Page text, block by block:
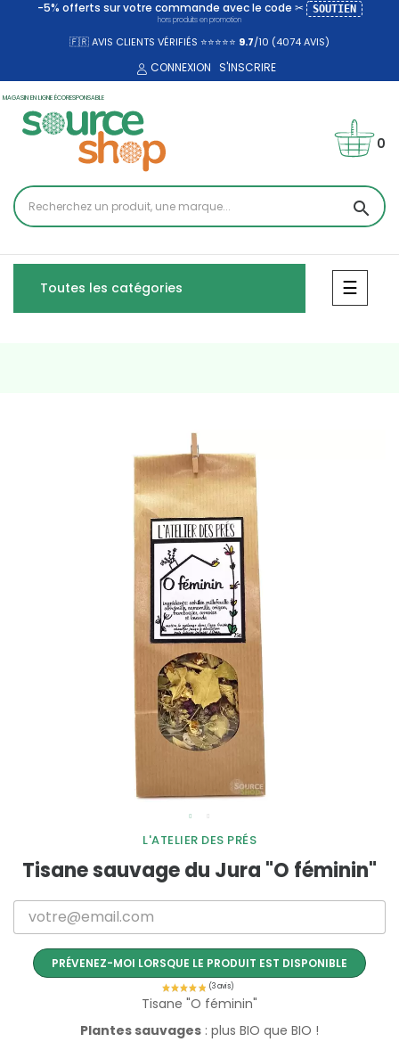
-5% offerts sur votre commande avec le code ✂ SOUTIEN
hors produits en promotion
🇫🇷 AVIS CLIENTS VÉRIFIÉS ⭐⭐⭐⭐⭐ 9.7/10 (4074AVIS)
CONNEXION S'INSCRIRE
MAGASIN EN LIGNE ÉCORESPONSABLE
search
0
Toutes les catégories ☰
L'ATELIER DES PRÉS
Tisane sauvage du Jura "O féminin"
PRÉVENEZ-MOI LORSQUE LE PRODUIT EST DISPONIBLE
Tisane "O féminin"
Plantes sauvages : plus BIO que BIO !